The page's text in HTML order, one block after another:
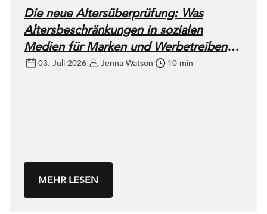
Die neue Altersüberprüfung: Was
Altersbeschränkungen in sozialen
Medien für Marken und Werbetreibende
bedeuten
03. Juli 2026 Jenna Watson 10 min
MEHR LESEN